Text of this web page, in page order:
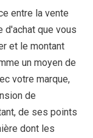
entre la vente
que vous
et le montant
un moyen de
votre marque,
de
de ses points
dont les